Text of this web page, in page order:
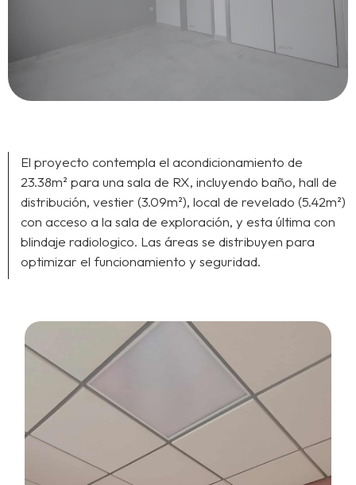
El proyecto contempla el acondicionamiento de
23.38m² para una sala de RX, incluyendo baño, hall de
distribución, vestier (3.09m²), local de revelado (5.42m²)
con acceso a la sala de exploración, y esta última con
blindaje radiologico. Las áreas se distribuyen para
optimizar el funcionamiento y seguridad.